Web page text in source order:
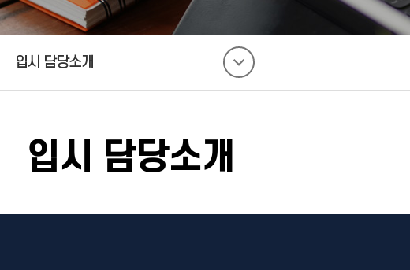
입시 담당소개
입시 담당소개